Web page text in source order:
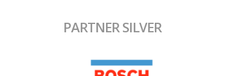
PARTNER SILVER